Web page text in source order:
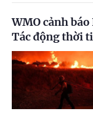
WMO cảnh
Tác động thời